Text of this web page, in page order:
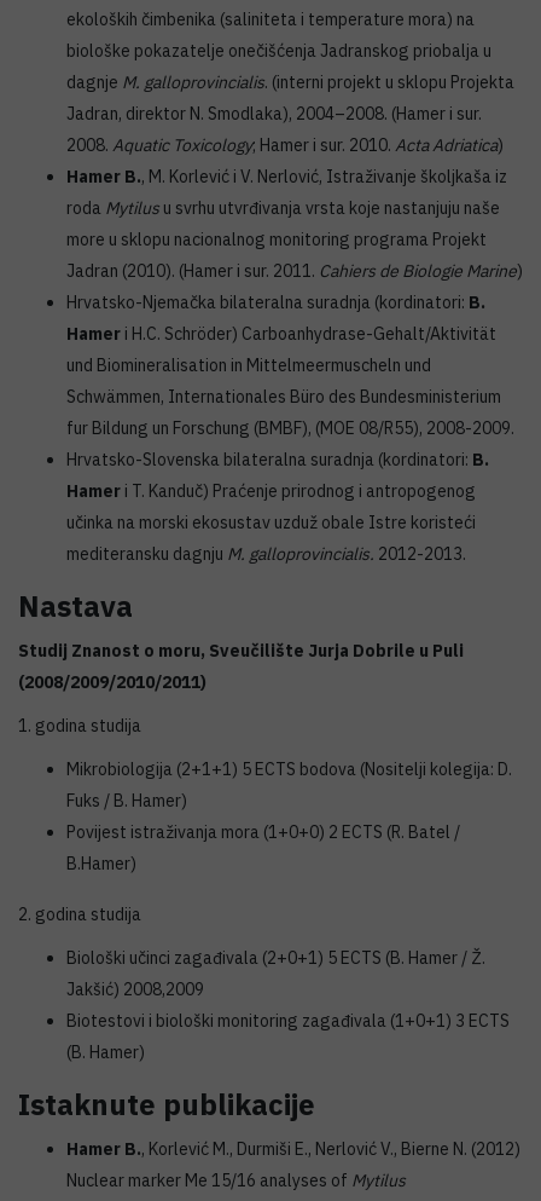
ekoloških čimbenika (saliniteta i temperature mora) na
biološke pokazatelje onečišćenja Jadranskog priobalja u
dagnje M. galloprovincialis. (interni projekt u sklopu Projekta
Jadran, direktor N. Smodlaka), 2004–2008. (Hamer i sur.
2008. Aquatic Toxicology; Hamer i sur. 2010. Acta Adriatica)
Hamer B., M. Korlević i V. Nerlović, Istraživanje školjkaša iz
roda Mytilus u svrhu utvrđivanja vrsta koje nastanjuju naše
more u sklopu nacionalnog monitoring programa Projekt
Jadran (2010). (Hamer i sur. 2011. Cahiers de Biologie Marine)
Hrvatsko-Njemačka bilateralna suradnja (kordinatori: B.
Hamer i H.C. Schröder) Carboanhydrase-Gehalt/Aktivität
und Biomineralisation in Mittelmeermuscheln und
Schwämmen, Internationales Büro des Bundesministerium
fur Bildung un Forschung (BMBF), (MOE 08/R55), 2008-2009.
Hrvatsko-Slovenska bilateralna suradnja (kordinatori: B.
Hamer i T. Kanduč) Praćenje prirodnog i antropogenog
učinka na morski ekosustav uzduž obale Istre koristeći
mediteransku dagnju M. galloprovincialis. 2012-2013.
Nastava
Studij Znanost o moru, Sveučilište Jurja Dobrile u Puli
(2008/2009/2010/2011)
1. godina studija
Mikrobiologija (2+1+1) 5 ECTS bodova (Nositelji kolegija: D.
Fuks / B. Hamer)
Povijest istraživanja mora (1+0+0) 2 ECTS (R. Batel /
B.Hamer)
2. godina studija
Biološki učinci zagađivala (2+0+1) 5 ECTS (B. Hamer / Ž.
Jakšić) 2008,2009
Biotestovi i biološki monitoring zagađivala (1+0+1) 3 ECTS
(B. Hamer)
Istaknute publikacije
Hamer B., Korlević M., Durmiši E., Nerlović V., Bierne N. (2012)
Nuclear marker Me 15/16 analyses of Mytilus